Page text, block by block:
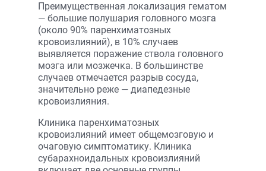
Преимущественная локализация гематом
— большие полушария головного мозга
(около 90% паренхиматозных
кровоизлияний), в 10% случаев
выявляется поражение ствола головного
мозга или мозжечка. В большинстве
случаев отмечается разрыв сосуда,
значительно реже — диапедезные
кровоизлияния.
Клиника паренхиматозных
кровоизлияний имеет общемозговую и
очаговую симптоматику. Клиника
субарахноидальных кровоизлияний